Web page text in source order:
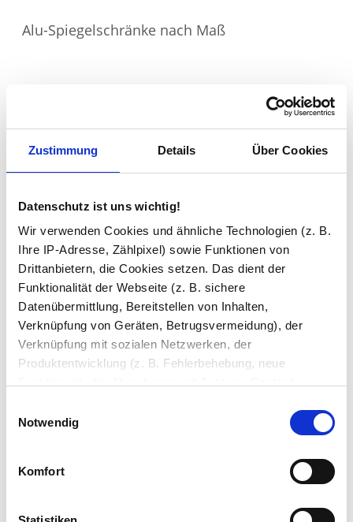
Zustimmung Details Über Cookies
Datenschutz ist uns wichtig!
Wir verwenden Cookies und ähnliche Technologien (z. B.
Ihre IP-Adresse, Zählpixel) sowie Funktionen von
Drittanbietern, die Cookies setzen. Das dient der
Funktionalität der Webseite (z. B. sichere
Datenübermittlung, Bereitstellen von Inhalten,
Verknüpfung von Geräten, Betrugsvermeidung), der
Verknüpfung mit sozialen Netzwerken, der
Produktentwicklung (z. B. Fehlerbehebung, neue
(z. B. Ladezeiten, personalisierte Inhalte,
Bereitstellung und Messen von Anzeigen, personalisierte
Anzeigen, Retargeting).
Die Einzelheiten können Sie unter Datenschutz
Notwendig
Komfort
Alu-Spiegelschränke nach Maß
Möbel nach Maß: 3D-Konfigurator mit Live-
Ansicht